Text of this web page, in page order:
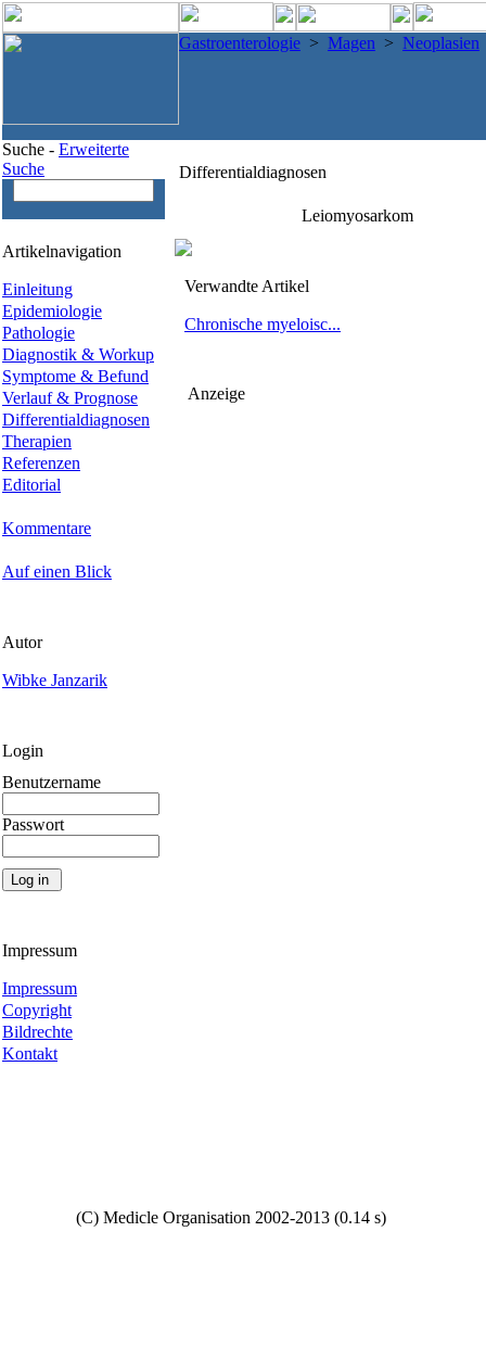
Gastroenterologie > Magen > Neoplasien
Suche - Erweiterte
Suche
Artikelnavigation
Einleitung
Epidemiologie
Pathologie
Diagnostik & Workup
Symptome & Befund
Verlauf & Prognose
Differentialdiagnosen
Therapien
Referenzen
Editorial
Kommentare
Auf einen Blick
Autor
Wibke Janzarik
Login
Benutzername
Passwort
Impressum
Impressum
Copyright
Bildrechte
Kontakt
Differentialdiagnosen
Leiomyosarkom
Verwandte Artikel
Chronische myeloisc...
Anzeige
(C) Medicle Organisation 2002-2013 (0.14 s)